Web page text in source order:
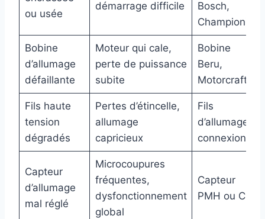
ou usée
démarrage difficile
Bosch,
Champion)
Bobine
d’allumage
défaillante
Moteur qui cale,
perte de puissance
subite
Bobine
Beru,
Motorcraft
Fils haute
tension
dégradés
Pertes d’étincelle,
allumage
capricieux
Fils
d’allumage,
connexions
Capteur
d’allumage
mal réglé
Microcoupures
fréquentes,
dysfonctionnement
global
Capteur
PMH ou CDI